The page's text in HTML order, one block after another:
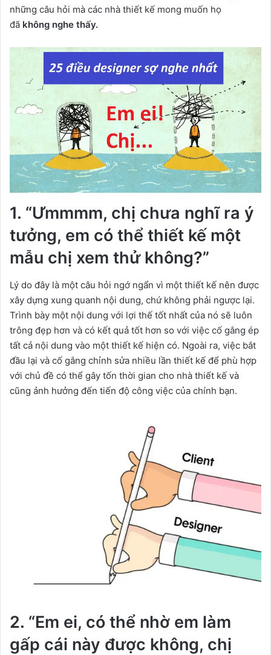
những câu hỏi mà các nhà thiết kế mong muốn họ
đã không nghe thấy.
1. “Ưmmmm, chị chưa nghĩ ra ý
tưởng, em có thể thiết kế một
mẫu chị xem thử không?”
Lý do đây là một câu hỏi ngớ ngẩn vì một thiết kế nên được
xây dựng xung quanh nội dung, chứ không phải ngược lại.
Trình bày một nội dung với lợi thế tốt nhất của nó sẽ luôn
trông đẹp hơn và có kết quả tốt hơn so với việc cố gắng ép
tất cả nội dung vào một thiết kế hiện có. Ngoài ra, việc bắt
đầu lại và cố gắng chỉnh sửa nhiều lần thiết kế để phù hợp
với chủ đề có thể gây tốn thời gian cho nhà thiết kế và
cũng ảnh hưởng đến tiến độ công việc của chính bạn.
2. “Em ei, có thể nhờ em làm
gấp cái này được không, chị